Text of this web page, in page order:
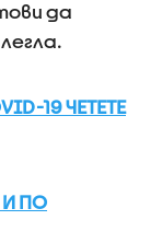
да
19 ЧЕТЕТЕ
И ПО